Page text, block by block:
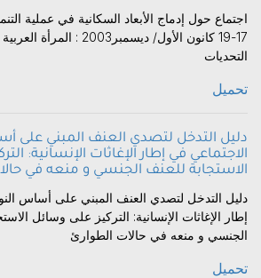
اجتماع حول إدماج الأبعاد السكانية في عملية
17-19 كانون الأول/ ديسمبر2003 :
التحديات
تحميل
دليل التدخل لتصدي العنف المبني على
الاجتماعي في إطار الإغاثات الإنسانية:
الاستجابة للعنف الجنسي و منعه في
دليل التدخل لتصدي العنف المبني على أساس
إطار الإغاثات الإنسانية: التركيز على وسائل
الجنسي و منعه في حالات الطوارئ
تحميل